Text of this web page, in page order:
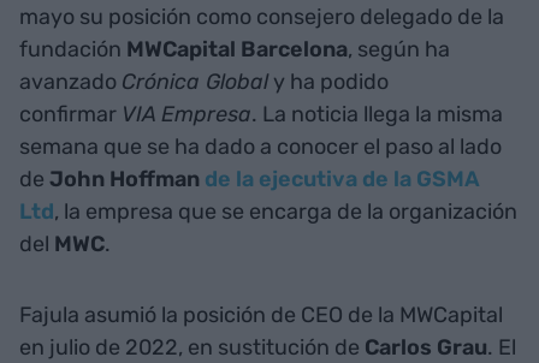
mayo su posición como consejero delegado de la
fundación MWCapital Barcelona, según ha
avanzado Crónica Global y ha podido
confirmar VIA Empresa. La noticia llega la misma
semana que se ha dado a conocer el paso al lado
de John Hoffman de la ejecutiva de la GSMA
Ltd, la empresa que se encarga de la organización
del MWC.
Fajula asumió la posición de CEO de la MWCapital
en julio de 2022, en sustitución de Carlos Grau. El